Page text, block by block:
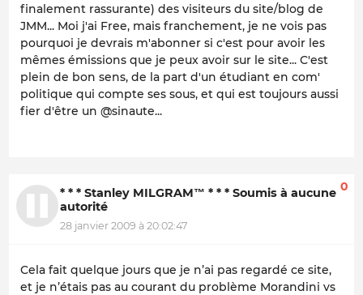
finalement rassurante) des visiteurs du site/blog de
JMM... Moi j'ai Free, mais franchement, je ne vois pas
pourquoi je devrais m'abonner si c'est pour avoir les
mêmes émissions que je peux avoir sur le site... C'est
plein de bon sens, de la part d'un étudiant en com'
politique qui compte ses sous, et qui est toujours aussi
fier d'être un @sinaute...
* * * Stanley MILGRAM™ * * * Soumis à aucune
autorité
28 janvier 2009 à 20:02:47
0
Cela fait quelque jours que je n’ai pas regardé ce site,
et je n’étais pas au courant du problème Morandini vs